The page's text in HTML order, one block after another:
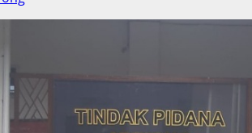
Jeruji
Besi,
Selviana
Wanma